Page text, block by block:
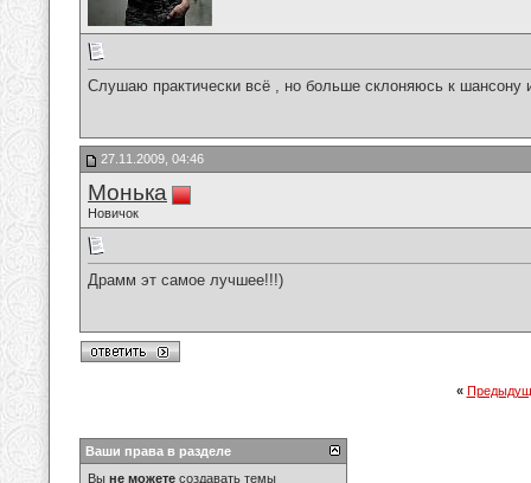
Слушаю практически всё , но больше склоняюсь к шансону
27.11.2009, 04:46
Монька
Новичок
Драмм эт самое лучшее!!!)
«
Ваши права в разделе
Вы не можете создавать темы